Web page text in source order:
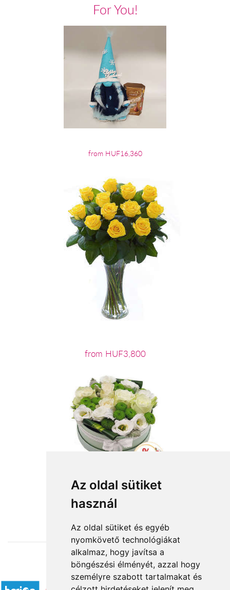
Az oldal sütiket
használ
Az oldal sütiket és egyéb
nyomkövető technológiákat
alkalmaz, hogy javítsa a
böngészési élményét, azzal hogy
személyre szabott tartalmakat és
For You!
from HUF16,360
from HUF3,800
from HUF24,960
Accepted payment methods